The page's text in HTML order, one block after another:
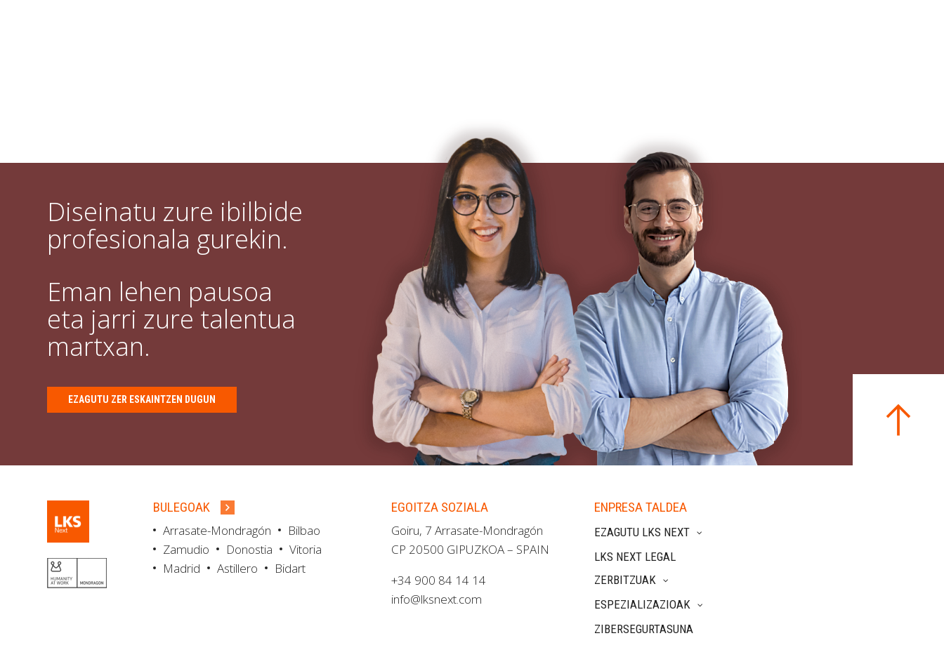
Diseinatu zure ibilbide
profesionala gurekin.
Eman lehen pausoa
eta jarri zure talentua
martxan.
EZAGUTU ZER ESKAINTZEN DUGUN
BULEGOAK
Arrasate-Mondragón
Bilbao
Zamudio
Donostia
Vitoria
Madrid
Astillero Bidart
EGOITZA SOZIALA
Goiru, 7 Arrasate-Mondragón
CP 20500 GIPUZKOA – SPAIN
+34 900 84 14 14
info@lksnext.com
ENPRESA TALDEA
EZAGUTU LKS NEXT
LKS NEXT LEGAL
ZERBITZUAK
ESPEZIALIZAZIOAK
ZIBERSEGURTASUNA